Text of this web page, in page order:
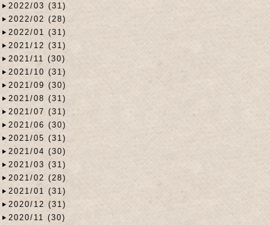
2022/03 (31)
2022/02 (28)
2022/01 (31)
2021/12 (31)
2021/11 (30)
2021/10 (31)
2021/09 (30)
2021/08 (31)
2021/07 (31)
2021/06 (30)
2021/05 (31)
2021/04 (30)
2021/03 (31)
2021/02 (28)
2021/01 (31)
2020/12 (31)
2020/11 (30)